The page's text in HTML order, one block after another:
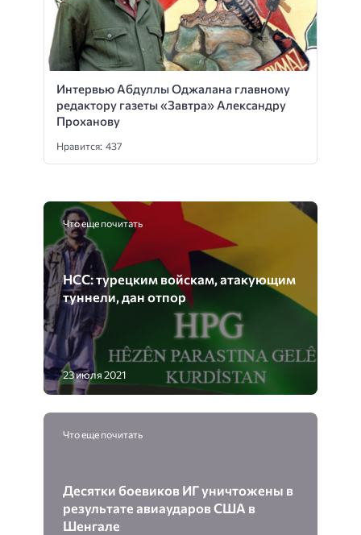
Интервью Абдуллы Оджалана главному
редактору газеты «Завтра» Александру
Проханову
Нравится: 437
Что еще почитать
НСС: турецким войскам, атакующим
туннели, дан отпор
23 июля 2021
Что еще почитать
Десятки боевиков ИГ уничтожены в
результате авиаударов США в
Шенгале